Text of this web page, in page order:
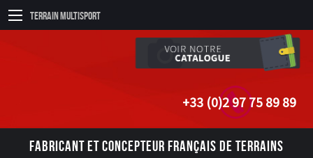
Terrain Multisport
+33 (0)2 97 75 89 89
FABRICANT ET CONCEPTEUR FRANÇAIS DE TERRAINS